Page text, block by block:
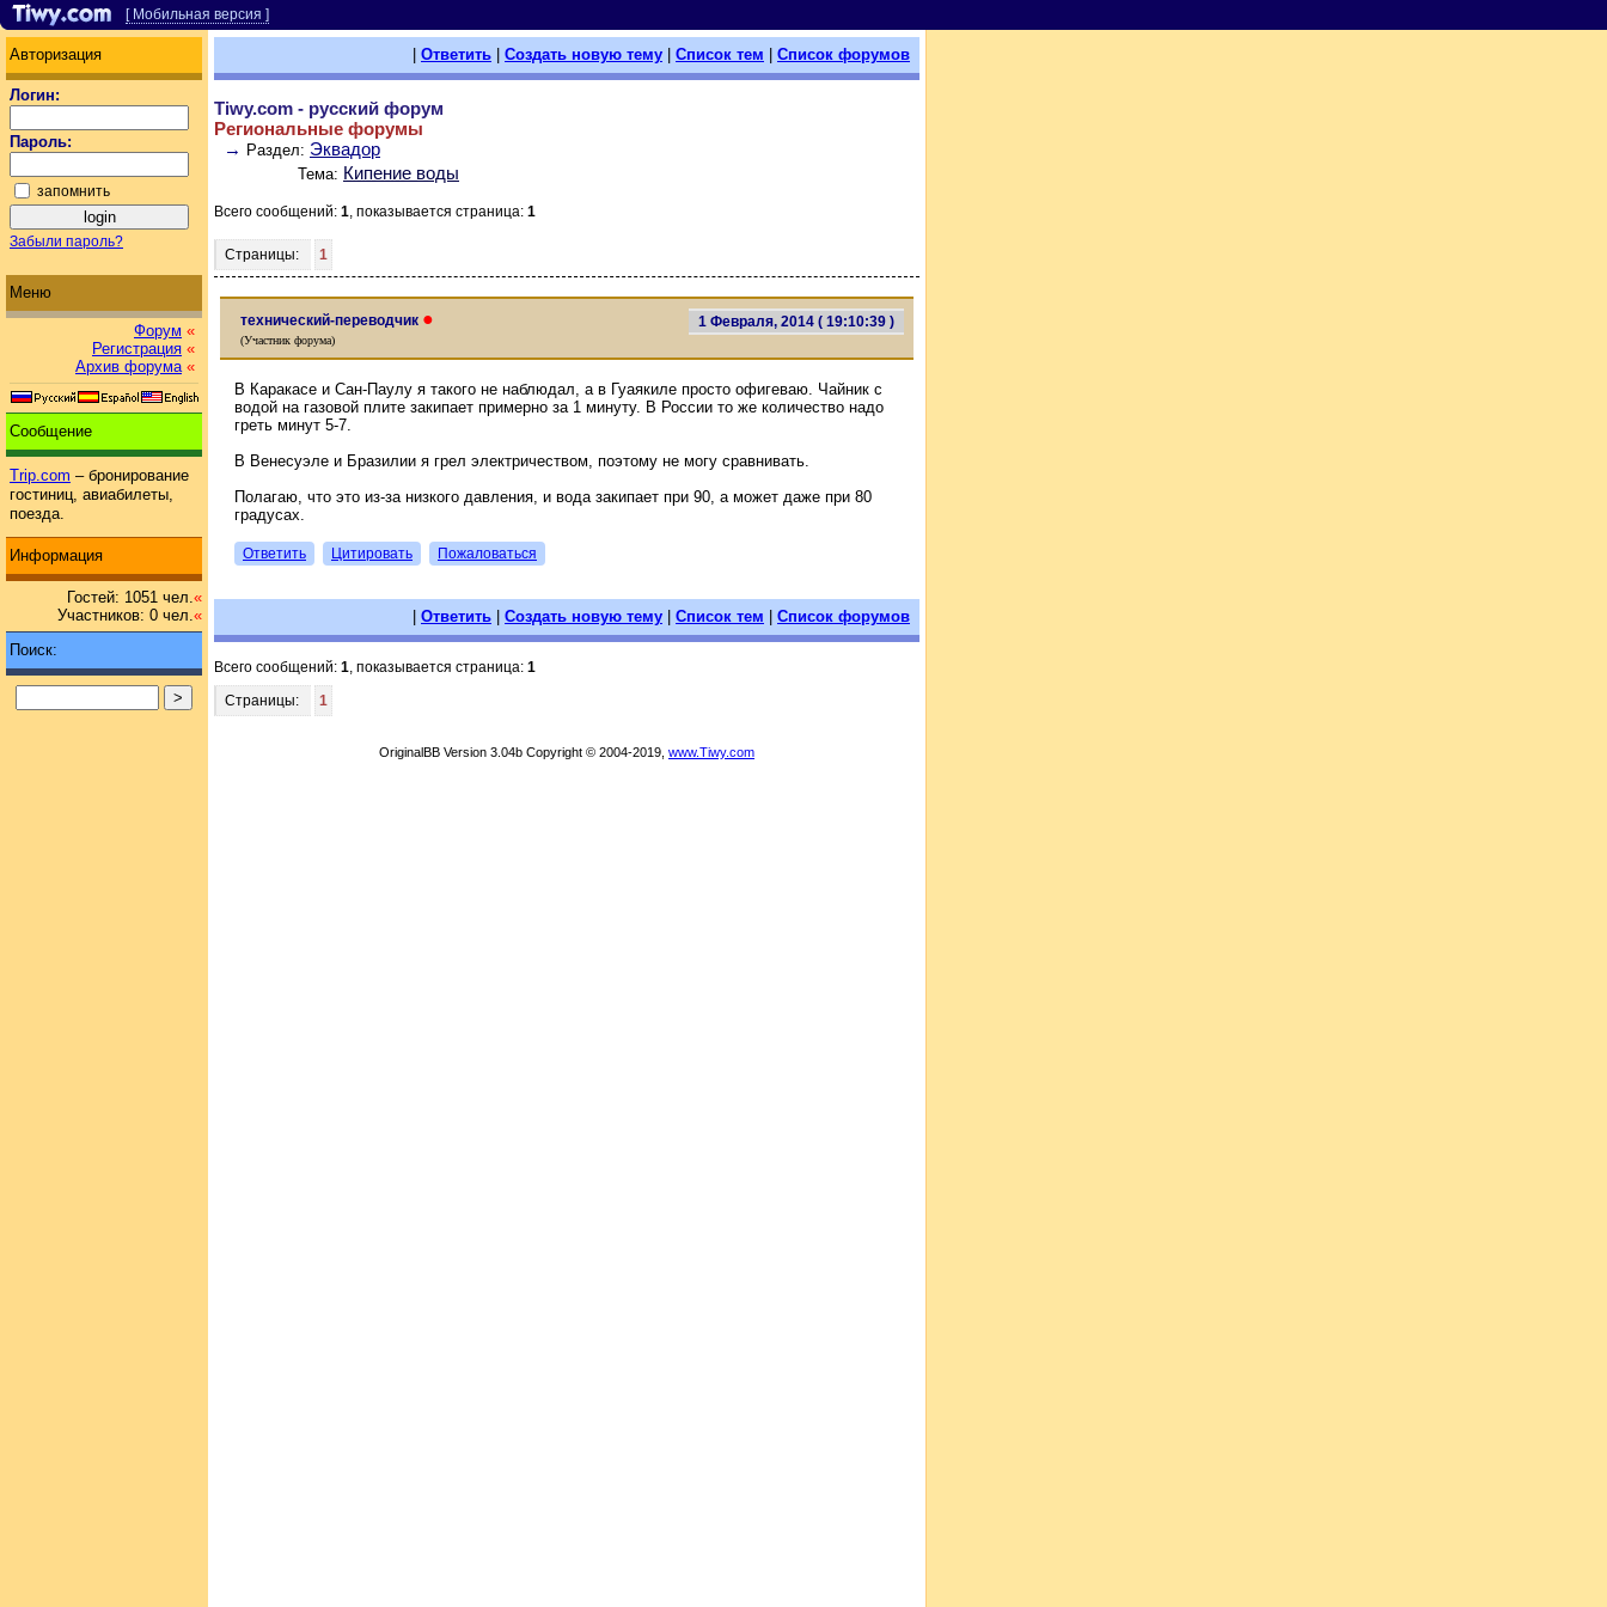
[ Мобильная версия ]
Авторизация
Логин:
Пароль:
запомнить
Забыли пароль?
Меню
Форум «
Регистрация «
Архив форума «
Сообщение
Trip.com – бронирование
гостиниц, авиабилеты,
поезда.
Информация
Гостей: 1051 чел.«
Участников: 0 чел.«
Поиск:
Ответить Создать новую тему Список тем Список форумов
Tiwy.com - русский форум
Региональные форумы
→ Раздел: Эквадор
Тема: Кипение воды
Всего сообщений: 1, показывается страница: 1
Страницы: 1
1 Февраля, 2014 ( 19:10:39 )
технический-переводчик ●
(Участник форума)
В Каракасе и Сан-Паулу я такого не наблюдал, а в Гуаякиле просто офигеваю. Чайник с
водой на газовой плите закипает примерно за 1 минуту. В России то же количество надо
греть минут 5-7.
В Венесуэле и Бразилии я грел электричеством, поэтому не могу сравнивать.
Полагаю, что это из-за низкого давления, и вода закипает при 90, а может даже при 80
градусах.
Ответить Цитировать Пожаловаться
| Ответить | Создать новую тему | Список тем | Список форумов
Всего сообщений: 1 , показывается страница: 1
Страницы:
1
OriginalBB Version 3.04b Copyright © 2004-2019, www.Tiwy.com